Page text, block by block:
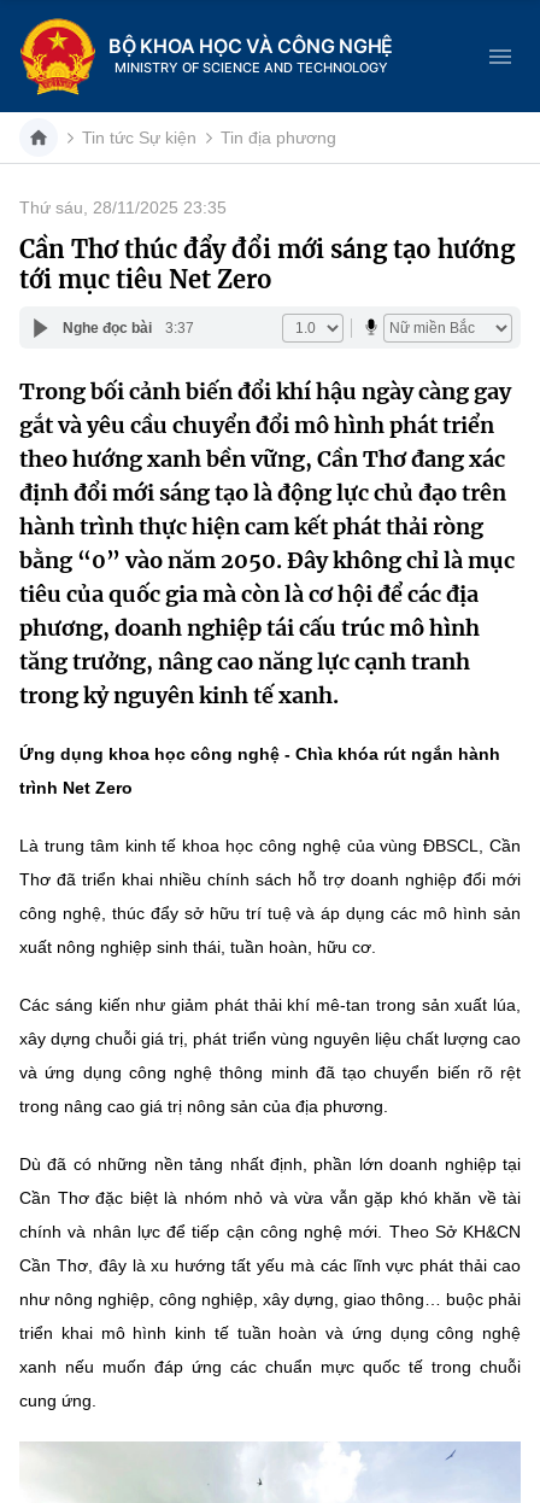
BỘ KHOA HỌC VÀ CÔNG NGHỆ
MINISTRY OF SCIENCE AND TECHNOLOGY
Danh mục
Trang chủ
Giới thiệu
Chức năng nhiệm vụ
Cơ cấu tổ chức
Lịch sử phát triển
Sở Khoa học và Công nghệ
Tin tức sự kiện
Khoa học và Công nghệ
Đổi mới sáng tạo
Chuyển đổi số
Bưu chính, Viễn thông
Sở hữu trí tuệ
Tiêu chuẩn, đo lường, chất lượng
Tin tổng hợp
Dịch vụ công
Hệ thống văn bản
Văn bản QPPL
Văn bản chỉ đạo điều hành
Lấy ý kiến người dân về dự thảo VBQPPL
MST IOFFICE
THỐNG KÊ
Khoa học và Công nghệ
Chuyển đổi số
Bưu chính, Viễn thông
Sở hữu trí tuệ
Năng lượng nguyên tử
Multimedia
Khác
Infographic
Ảnh
Nhiệm vụ trọng tâm
BỘ KHOA HỌC VÀ CÔNG NGHỆ
Điều khoản sử dụng Theo dõi MST: Góp ý
Cơ quan chủ quản: Bộ Khoa học và Công nghệ (MST)
Chịu trách nhiệm nội dung: Nguyễn Thị Hải Hằng
Giám đốc Trung tâm Truyền thông Khoa học và Công nghệ.
Tin tức Sự kiện Tin địa phương
Thứ sáu, 28/11/2025 23:35
Cần Thơ thúc đẩy đổi mới sáng tạo hướng
tới mục tiêu Net Zero
Nghe đọc bài 3:37
Trong bối cảnh biến đổi khí hậu ngày càng gay
gắt và yêu cầu chuyển đổi mô hình phát triển
theo hướng xanh bền vững, Cần Thơ đang xác
định đổi mới sáng tạo là động lực chủ đạo trên
hành trình thực hiện cam kết phát thải ròng
bằng “0” vào năm 2050. Đây không chỉ là mục
tiêu của quốc gia mà còn là cơ hội để các địa
phương, doanh nghiệp tái cấu trúc mô hình
tăng trưởng, nâng cao năng lực cạnh tranh
trong kỷ nguyên kinh tế xanh.
Ứng dụng khoa học công nghệ - Chìa khóa rút ngắn hành
trình Net Zero
Là trung tâm kinh tế khoa học công nghệ của vùng ĐBSCL, Cần
Thơ đã triển khai nhiều chính sách hỗ trợ doanh nghiệp đổi mới
công nghệ, thúc đẩy sở hữu trí tuệ và áp dụng các mô hình sản
xuất nông nghiệp sinh thái, tuần hoàn, hữu cơ.
Các sáng kiến như giảm phát thải khí mê-tan trong sản xuất lúa,
xây dựng chuỗi giá trị, phát triển vùng nguyên liệu chất lượng cao
và ứng dụng công nghệ thông minh đã tạo chuyển biến rõ rệt
trong nâng cao giá trị nông sản của địa phương.
Dù đã có những nền tảng nhất định, phần lớn doanh nghiệp tại
Cần Thơ đặc biệt là nhóm nhỏ và vừa vẫn gặp khó khăn về tài
chính và nhân lực để tiếp cận công nghệ mới. Theo Sở KH&CN
Cần Thơ, đây là xu hướng tất yếu mà các lĩnh vực phát thải cao
như nông nghiệp, công nghiệp, xây dựng, giao thông… buộc phải
triển khai mô hình kinh tế tuần hoàn và ứng dụng công nghệ
xanh nếu muốn đáp ứng các chuẩn mực quốc tế trong chuỗi
cung ứng.